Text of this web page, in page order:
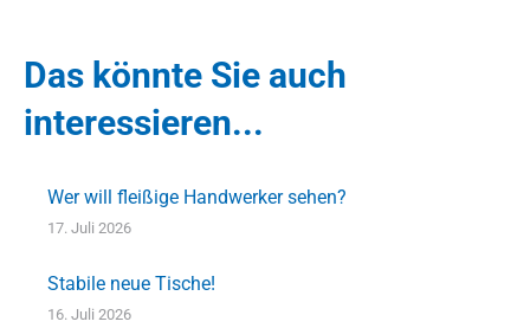
Das könnte Sie auch
interessieren...
Wer will fleißige Handwerker sehen?
17. Juli 2026
Stabile neue Tische!
16. Juli 2026